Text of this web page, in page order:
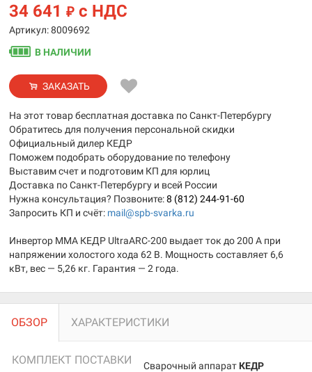
34 641 ₽ с НДС
Артикул: 8009692
В НАЛИЧИИ
ЗАКАЗАТЬ
На этот товар бесплатная доставка по Санкт-Петербургу
Обратитесь для получения персональной скидки
Официальный дилер КЕДР
Поможем подобрать оборудование по телефону
Выставим счет и подготовим КП для юрлиц
Доставка по Санкт-Петербургу и всей России
Нужна консультация? Позвоните:8 (812) 244-91-60
Запросить КП и счёт: mail@spb-svarka.ru
Инвертор MMA КЕДР UltraARC-200 выдает ток до 200 А при
напряжении холостого хода 62 В. Мощность составляет 6,6
кВт, вес — 5,26 кг. Гарантия — 2 года.
ОБЗОР ХАРАКТЕРИСТИКИ
КОМПЛЕКТ ПОСТАВКИ Сварочный аппарат КЕДР